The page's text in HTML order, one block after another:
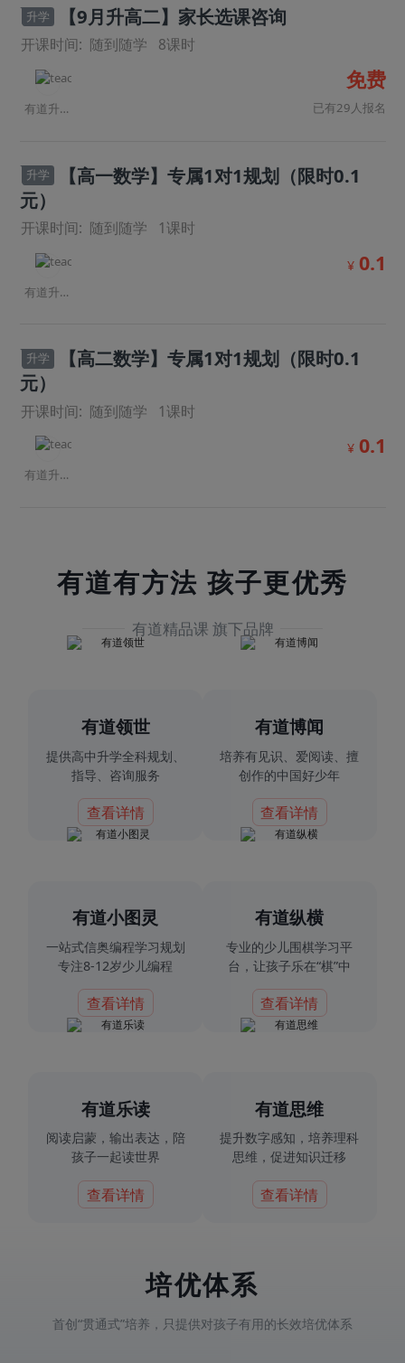
升学 【9月升高二】家长选课咨询
开课时间: 随到随学 8课时
有道升学规划师
免费
已有29人报名
升学
【高一数学】专属1对1规划（限时0.1
元）
开课时间: 随到随学 1课时
有道升学规划师
¥ 0.1
升学
【高二数学】专属1对1规划（限时0.1
元）
开课时间: 随到随学 1课时
有道升学规划师
¥ 0.1
有道有方法 孩子更优秀
有道精品课 旗下品牌
有道领世
提供高中升学全科规划、
指导、咨询服务
查看详情
有道博闻
培养有见识、爱阅读、擅
创作的中国好少年
查看详情
有道小图灵
一站式信奥编程学习规划
专注8-12岁少儿编程
查看详情
有道纵横
专业的少儿围棋学习平
台，让孩子乐在“棋”中
查看详情
有道乐读
阅读启蒙，输出表达，陪
孩子一起读世界
查看详情
有道思维
提升数字感知，培养理科
思维，促进知识迁移
查看详情
培优体系
首创“贯通式”培养，只提供对孩子有用的长效培优体系